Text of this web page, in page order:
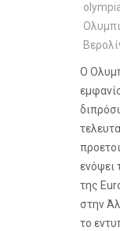
Ο
ενόψει
της
στην
το